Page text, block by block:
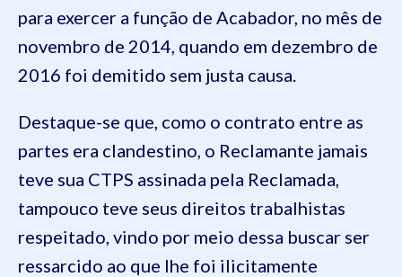
para exercer a função de Acabador, no mês de
novembro de 2014, quando em dezembro de
2016 foi demitido sem justa causa.
Destaque-se que, como o contrato entre as
partes era clandestino, o Reclamante jamais
teve sua CTPS assinada pela Reclamada,
tampouco teve seus direitos trabalhistas
respeitado, vindo por meio dessa buscar ser
ressarcido ao que lhe foi ilicitamente